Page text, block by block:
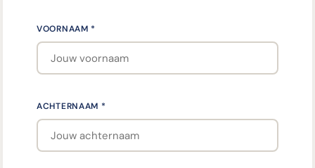
VOORNAAM *
ACHTERNAAM *